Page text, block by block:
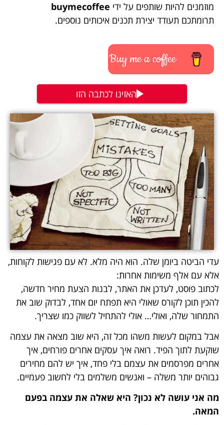
האזינו לכתבה הזו
מוזמנים להיות שותפים על ידי buymecoffee
תרומתכם תעודד יצירת תכנים איכותים נוספים.
Buy me a coffee
עדי הביטה ביומן שלה. הוא היה מלא. לא עם פגישות לקוחות,
אלא עם אלף משימות אחרות:
לכתוב פוסט, לעדכן את האתר, לבנות הצעת מחיר חדשה,
להכין תוכן לקורס שאולי היא תפתח יום אחד, לבדוק שוב את
התמחור שלה, ואולי… אולי להתחיל לשווק כמו שצריך.
אבל במקום לעשות משהו מכל זה, היא שוב מצאה את עצמה
שוקעת לתוך הפיד. רואה איך עסקים אחרים פורחים, איך
אחרים מפרסמים את עצמם בלי פחד, איך יש להם מחירים
גבוהים יותר משלה – ואנשים משלמים בלי לחשוב פעמיים.
מה אני עושה לא נכון? היא שאלה את עצמה בפעם
המאה.